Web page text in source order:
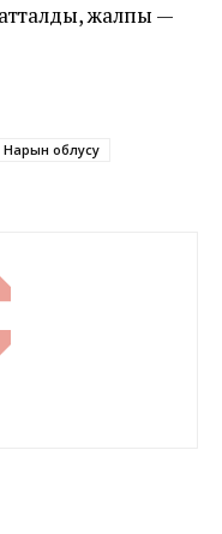
жалпы —
Нарын облусу